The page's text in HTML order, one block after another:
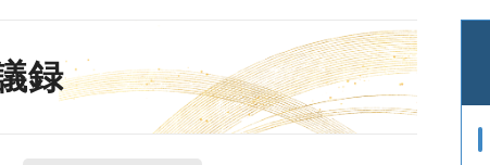
録